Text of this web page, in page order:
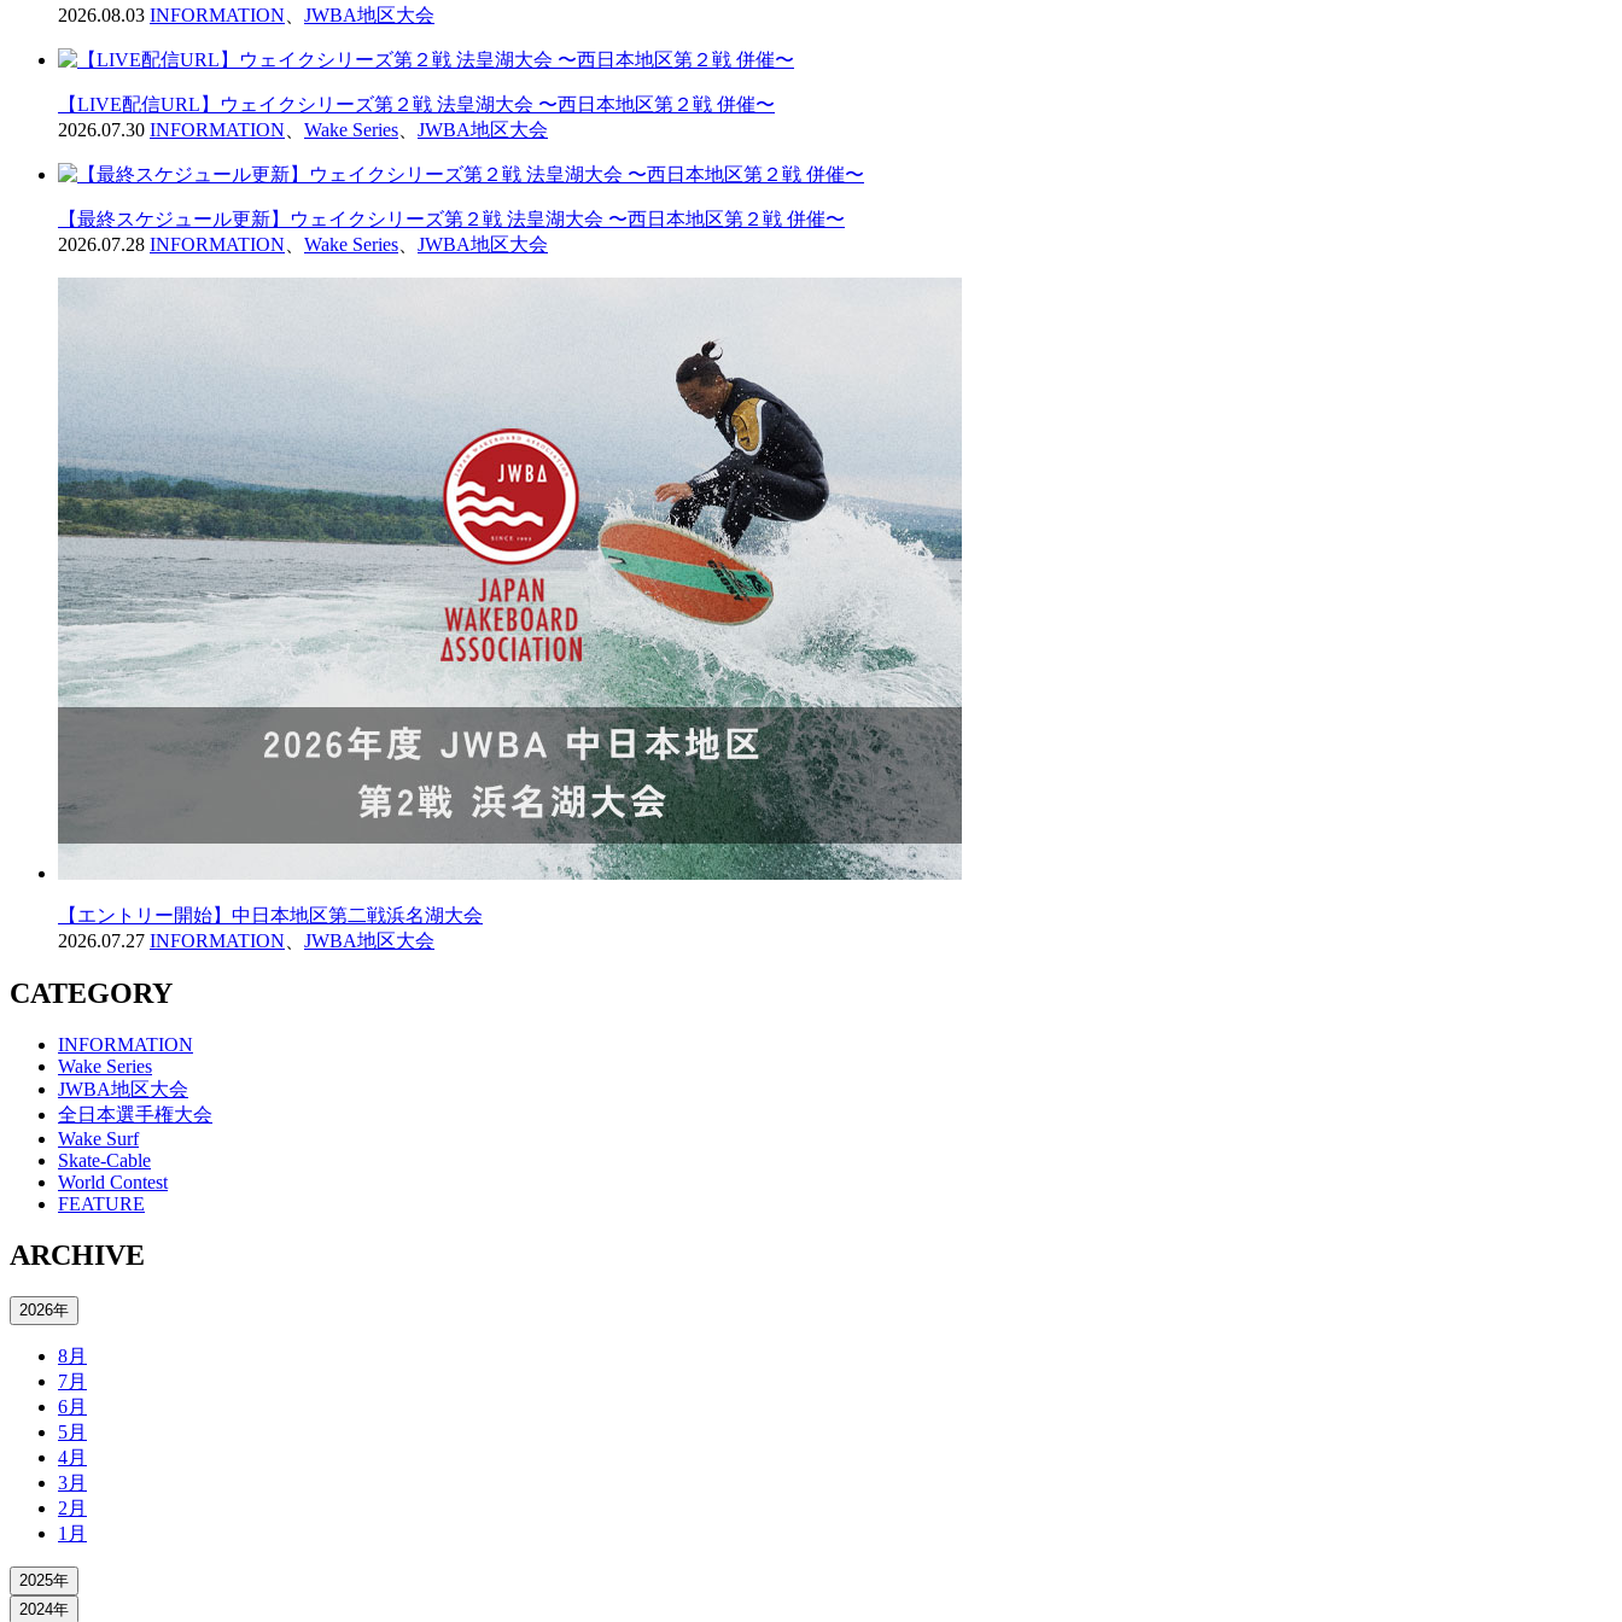
2026.08.03 INFORMATION JWBA地区大会
【LIVE配信URL】ウェイクシリーズ第２戦 法皇湖大会 〜西日本地区第２戦 併催〜
2026.07.30 INFORMATION Wake Series JWBA地区大会
【最終スケジュール更新】ウェイクシリーズ第２戦 法皇湖大会 〜西日本地区第２戦 併催〜
2026.07.28 INFORMATION Wake Series JWBA地区大会
【エントリー開始】中日本地区第二戦浜名湖大会
2026.07.27 INFORMATION JWBA地区大会
CATEGORY
INFORMATION
Wake Series
JWBA地区大会
全日本選手権大会
Wake Surf
Skate-Cable
World Contest
FEATURE
ARCHIVE
2026年
8月
7月
6月
5月
4月
3月
2月
1月
2025年
2024年